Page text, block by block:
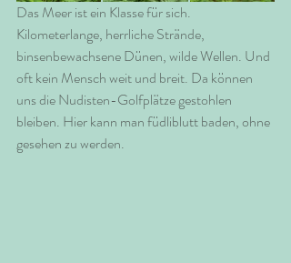
Das Meer ist ein Klasse für sich.
Kilometerlange, herrliche Strände,
binsenbewachsene Dünen, wilde Wellen. Und
oft kein Mensch weit und breit. Da können
uns die Nudisten-Golfplätze gestohlen
bleiben. Hier kann man füdliblutt baden, ohne
gesehen zu werden.